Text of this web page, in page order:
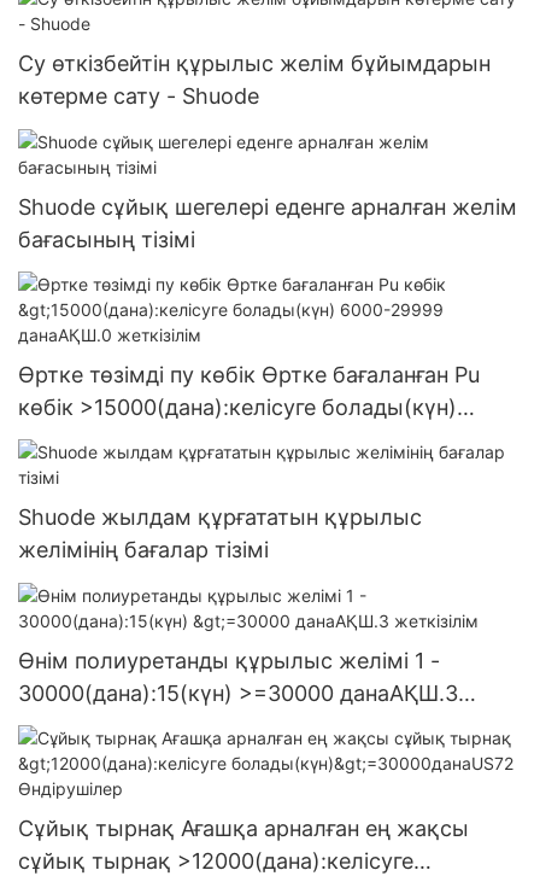
Су өткізбейтін құрылыс желім бұйымдарын
көтерме сату - Shuode
Shuode сұйық шегелері еденге арналған желім
бағасының тізімі
Өртке төзімді пу көбік Өртке бағаланған Pu
көбік >15000(дана):келісуге болады(күн)
6000-29999 данаАҚШ.0 жеткізілім
Shuode жылдам құрғататын құрылыс
желімінің бағалар тізімі
Өнім полиуретанды құрылыс желімі 1 -
30000(дана):15(күн) >=30000 данаАҚШ.3
жеткізілім
Сұйық тырнақ Ағашқа арналған ең жақсы
сұйық тырнақ >12000(дана):келісуге